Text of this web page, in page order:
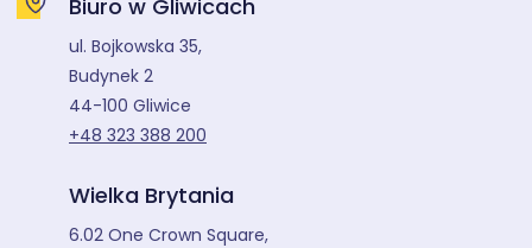
Biuro w Gliwicach
ul. Bojkowska 35,
Budynek 2
44-100 Gliwice
+48 323 388 200
Wielka Brytania
6.02 One Crown Square,